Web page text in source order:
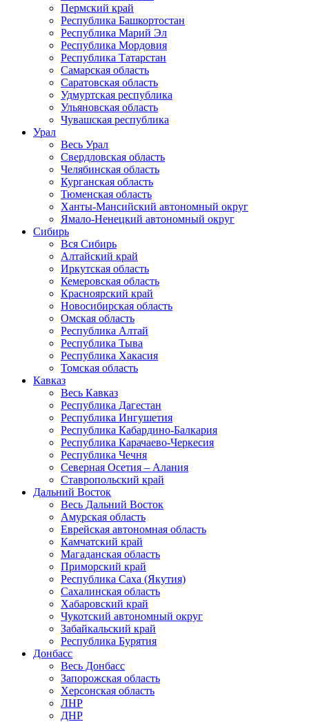
Пермский край
Республика Башкортостан
Республика Марий Эл
Республика Мордовия
Республика Татарстан
Самарская область
Саратовская область
Удмуртская республика
Ульяновская область
Чувашская республика
Урал
Весь Урал
Свердловская область
Челябинская область
Курганская область
Тюменская область
Ханты-Мансийский автономный округ
Ямало-Ненецкий автономный округ
Сибирь
Вся Сибирь
Алтайский край
Иркутская область
Кемеровская область
Красноярский край
Новосибирская область
Омская область
Республика Алтай
Республика Тыва
Республика Хакасия
Томская область
Кавказ
Весь Кавказ
Республика Дагестан
Республика Ингушетия
Республика Кабардино-Балкария
Республика Карачаево-Черкесия
Республика Чечня
Северная Осетия – Алания
Ставропольский край
Дальний Восток
Весь Дальний Восток
Амурская область
Еврейская автономная область
Камчатский край
Магаданская область
Приморский край
Республика Саха (Якутия)
Сахалинская область
Хабаровский край
Чукотский автономный округ
Забайкальский край
Республика Бурятия
Донбасс
Весь Донбасс
Запорожская область
Херсонская область
ЛНР
ДНР